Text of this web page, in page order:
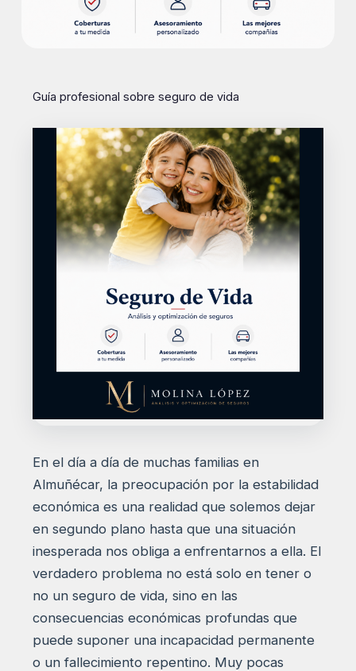
Guía profesional sobre seguro de vida
En el día a día de muchas familias en
Almuñécar, la preocupación por la estabilidad
económica es una realidad que solemos dejar
en segundo plano hasta que una situación
inesperada nos obliga a enfrentarnos a ella. El
verdadero problema no está solo en tener o
no un seguro de vida, sino en las
consecuencias económicas profundas que
puede suponer una incapacidad permanente
o un fallecimiento repentino. Muy pocas